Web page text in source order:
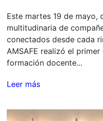
Este martes 19 de mayo,
multitudinaria de
conectados desde cada
AMSAFE realizó el
formación docente...
Leer más